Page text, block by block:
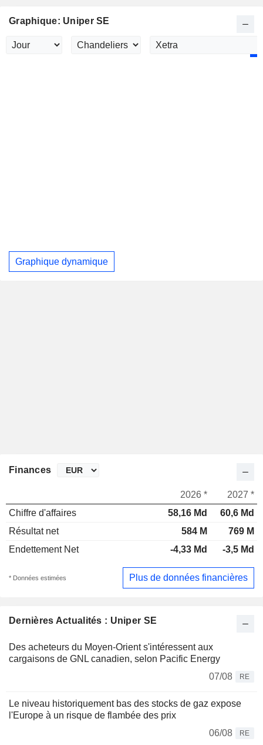
Graphique: Uniper SE
Graphique dynamique
Dernières Actualités : Uniper SE
Des acheteurs du Moyen-Orient s'intéressent aux
cargaisons de GNL canadien, selon Pacific Energy
07/08
RE
Le niveau historiquement bas des stocks de gaz expose
l'Europe à un risque de flambée des prix
06/08
RE
Finances
2026 *
2027 *
Chiffre d'affaires
58,16 Md
60,6 Md
Résultat net
584 M
769 M
Endettement Net
-4,33 Md -3,5 Md
* Données estimées Plus de données financières